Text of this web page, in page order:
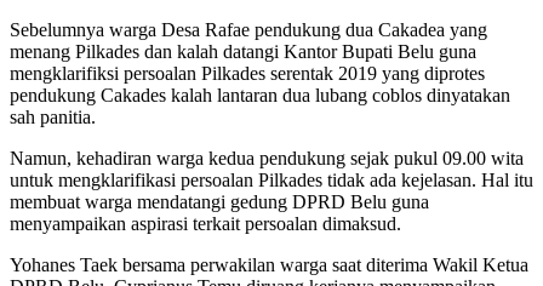
Sebelumnya warga Desa Rafae pendukung dua Cakadea yang
menang Pilkades dan kalah datangi Kantor Bupati Belu guna
mengklarifiksi persoalan Pilkades serentak 2019 yang diprotes
pendukung Cakades kalah lantaran dua lubang coblos dinyatakan
sah panitia.
Namun, kehadiran warga kedua pendukung sejak pukul 09.00 wita
untuk mengklarifikasi persoalan Pilkades tidak ada kejelasan. Hal itu
membuat warga mendatangi gedung DPRD Belu guna
menyampaikan aspirasi terkait persoalan dimaksud.
Yohanes Taek bersama perwakilan warga saat diterima Wakil Ketua